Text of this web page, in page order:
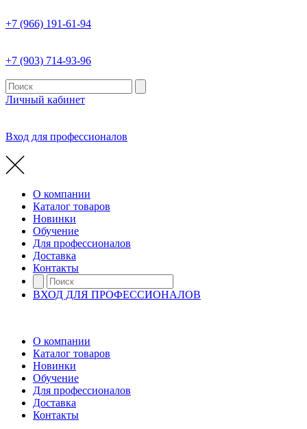
+7 (966) 191-61-94
+7 (903) 714-93-96
Личный кабинет
Вход для профессионалов
О компании
Каталог товаров
Новинки
Обучение
Для профессионалов
Доставка
Контакты
ВХОД ДЛЯ ПРОФЕССИОНАЛОВ
О компании
Каталог товаров
Новинки
Обучение
Для профессионалов
Доставка
Контакты